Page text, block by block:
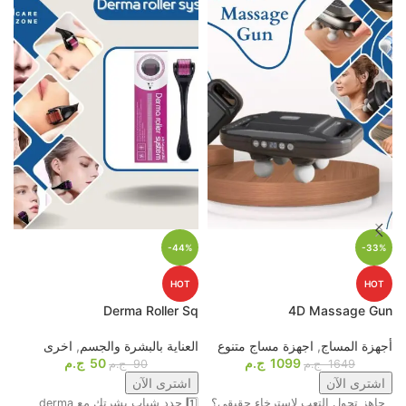
-33%
HOT
4D Massage Gun
أجهزة المساج, اجهزة مساج متنوع
1649 ج.م 1099 ج.م
اشترى الآن
جاهز تحول التعب لاسترخاء حقيقي؟
-44%
HOT
Derma Roller Sq
العناية بالبشرة والجسم, اخرى
90 ج.م 50 ج.م
اشترى الآن
1️⃣ جدد شباب بشرتك مع derma